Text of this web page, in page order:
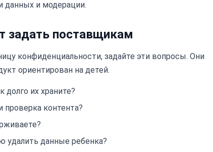
данных и модерации.
задать поставщикам
конфиденциальности, задайте эти вопросы. Они
ориентирован на детей.
их храните?
проверка контента?
удалить данные ребенка?